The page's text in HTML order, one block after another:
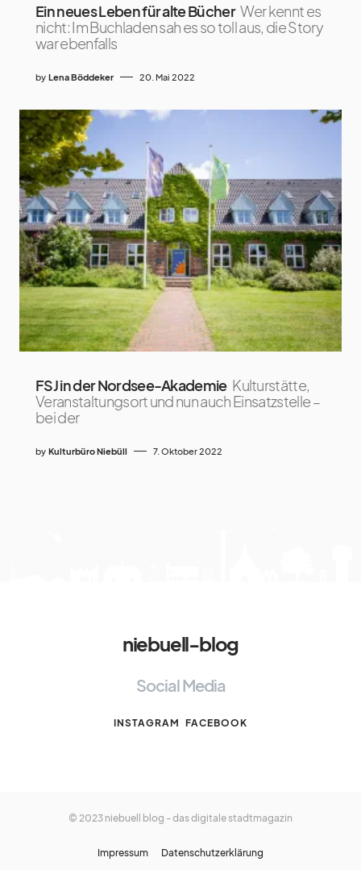
Ein neues Leben für alte Bücher Wer kennt es
nicht: Im Buchladen sah es so toll aus, die Story
war ebenfalls
by Lena Böddeker 20. Mai 2022
FSJ in der Nordsee-Akademie Kulturstätte,
Veranstaltungsort und nun auch Einsatzstelle –
bei der
by Kulturbüro Niebüll 7. Oktober 2022
niebuell-blog
Social Media
INSTAGRAM FACEBOOK
© 2023 niebuell blog - das digitale stadtmagazin
Impressum Datenschutzerklärung